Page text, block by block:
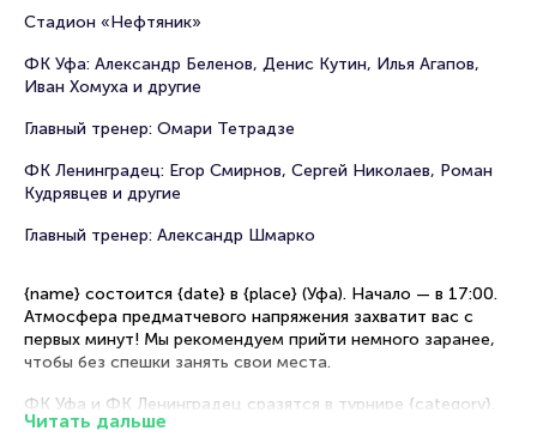
Стадион «Нефтяник»
ФК Уфа: Александр Беленов, Денис Кутин, Илья Агапов,
Иван Хомуха и другие
Главный тренер: Омари Тетрадзе
ФК Ленинградец: Егор Смирнов, Сергей Николаев, Роман
Кудрявцев и другие
Главный тренер: Александр Шмарко
{name} состоится {date} в {place} (Уфа). Начало — в 17:00.
Атмосфера предматчевого напряжения захватит вас с
первых минут! Мы рекомендуем прийти немного заранее,
чтобы без спешки занять свои места.
ФК Уфа и ФК Ленинградец сразятся в турнире {category}.
Эта игра может стать решающей для обеих команд и
Читать дальше